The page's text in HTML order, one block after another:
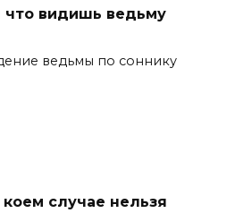
что видишь ведьму
ведьмы по соннику
случае нельзя